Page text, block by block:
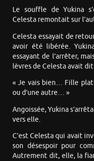
Le souffle de Yukina
Celesta remontait sur
Celesta essayait de
avoir été libérée.
essayant de l’arrêter,
lèvres de Celesta avait dit
« Je vais bien… Fille
ou d’une autre… »
Angoissée, Yukina
vers elle.
C’est Celesta qui avait
son désespoir pour
Autrement dit, elle, la